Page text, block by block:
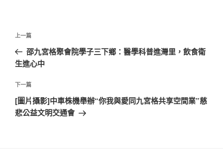
文
導
覽
上
一
篇
章
上一篇
邵九宮格聚會院學子三下鄉：醫學科普進灣里，飲食衛
生進心中
下
一
篇
下一篇
[圖片攝影]中車株機舉辦“你我與愛同九宮格共享空間業”慈
悲公益文明交通會